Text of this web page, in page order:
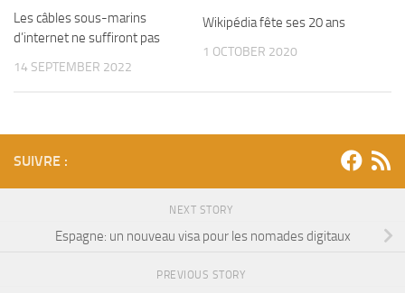
Les câbles sous-marins
d’internet ne suffiront pas
14 SEPTEMBER 2022
Wikipédia fête ses 20 ans
1 OCTOBER 2020
SUIVRE :
NEXT STORY
Espagne: un nouveau visa pour les nomades digitaux
PREVIOUS STORY